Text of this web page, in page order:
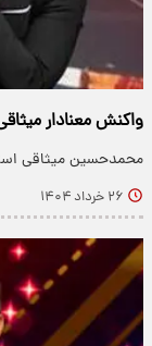
واکنش معنادار
محمدحسین میثاقی
۲۶ خرداد ۱۴۰۴